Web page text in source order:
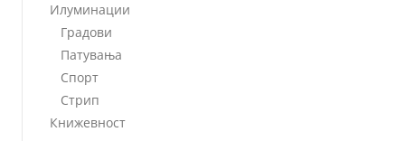
Илуминации
Градови
Патувања
Спорт
Стрип
Книжевност